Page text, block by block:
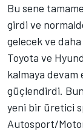
Bu sene
girdi ve
gelecek ve
Toyota ve
kalmaya devam
güçlendirdi.
yeni bir üretici
Autosport/